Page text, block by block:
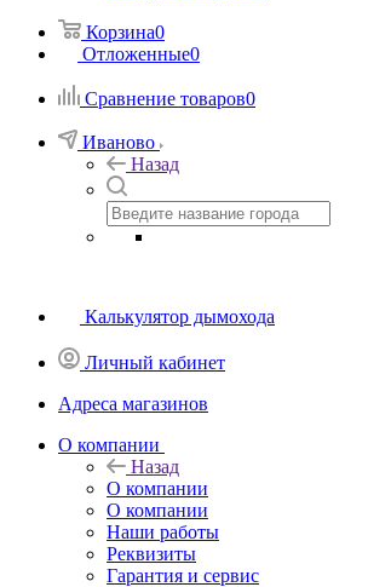
Корзина0
Отложенные0
Сравнение товаров0
Иваново
Назад
Калькулятор дымохода
Личный кабинет
Адреса магазинов
O компании
Назад
O компании
О компании
Наши работы
Реквизиты
Гарантия и сервис